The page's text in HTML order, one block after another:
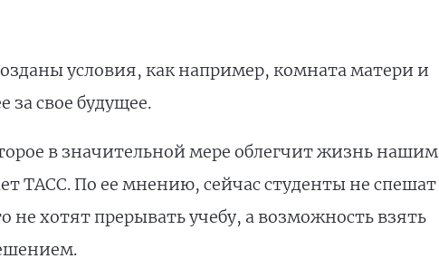
условия, как например, комната матери и
за свое будущее.
в значительной мере облегчит жизнь нашим
ТАСС. По ее мнению, сейчас студенты не спешат
хотят прерывать учебу, а возможность взять